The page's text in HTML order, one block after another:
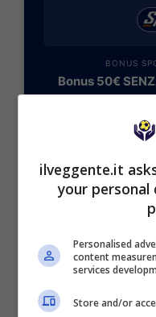
BONUS
Bonus 50€
Bonus 50€ senza
bonus
ilveggente.it
your
Personalised
content
services
Store and/or